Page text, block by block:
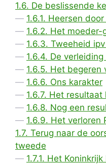
1.6. De beslissende
1.6.1. Heersen
1.6.2. Het moeder-
1.6.3. Tweeheid
1.6.4. De
1.6.5. Het begeren
1.6.6. Ons karakter
1.6.7. Het
1.6.8. Nog een
1.6.9. Het verloren
1.7. Terug naar de
tweede
1.7.1. Het